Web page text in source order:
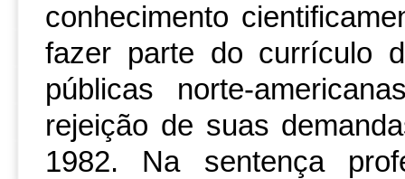
conhecimento
fazer parte do currículo
públicas norte-
rejeição de suas
1982. Na sentença